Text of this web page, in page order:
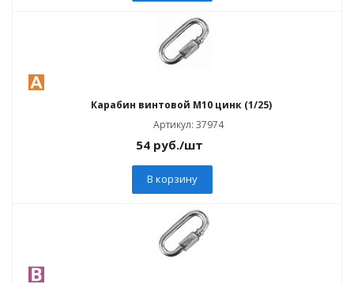
Карабин винтовой M10 цинк (1/25)
Артикул: 37974
54руб./шт
В корзину